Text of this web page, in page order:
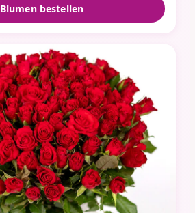
Blumen bestellen